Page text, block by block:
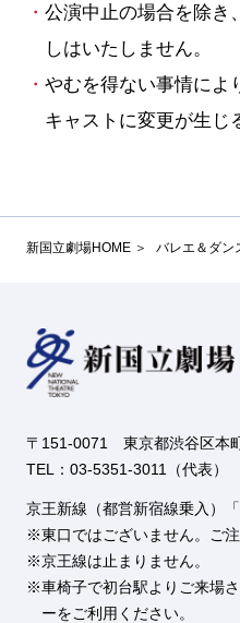
公演中止の場合を除き
しはいたしません。
やむを得ない事情によ
キャストに変更が生じ
新国立劇場HOME バレエ＆ダン
〒151-0071 東京都渋谷区本
TEL：03-5351-3011（代表）
京王新線（都営新宿線乗入）
東口ではございません。ご注
京王線は止まりません。
車椅子で初台駅よりご来場
ーをご利用ください。